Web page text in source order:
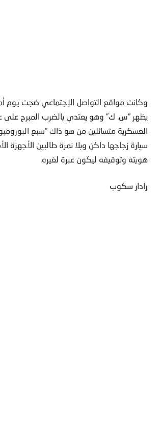
وكانت مواقع التواصل الإجتماعي ضجت يوم
يظهر “س. ك” وهو يعتدي بالضرب المبرح على
العسكرية متسائلين من هو ذاك “سبع
سيارة زجاجها داكن وبلا نمرة طالبين الأجهزة
هويته وتوقيفه ليكون عبرة لغيره.
رادار سكوب